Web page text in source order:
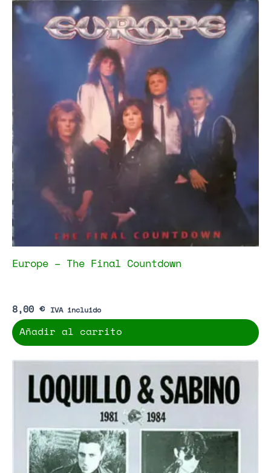
Europe – The Final Countdown
8,00 € IVA incluido
Añadir al carrito